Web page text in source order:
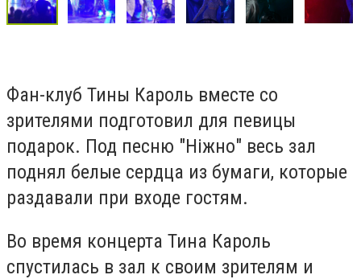
Фан-клуб Тины Кароль вместе со
зрителями подготовил для певицы
подарок. Под песню "Ніжно" весь зал
поднял белые сердца из бумаги, которые
раздавали при входе гостям.
Во время концерта Тина Кароль
спустилась в зал к своим зрителям и